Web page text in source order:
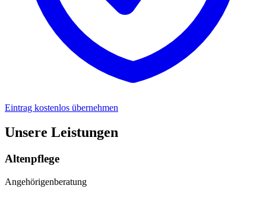
Eintrag kostenlos übernehmen
Unsere Leistungen
Altenpflege
Angehörigenberatung